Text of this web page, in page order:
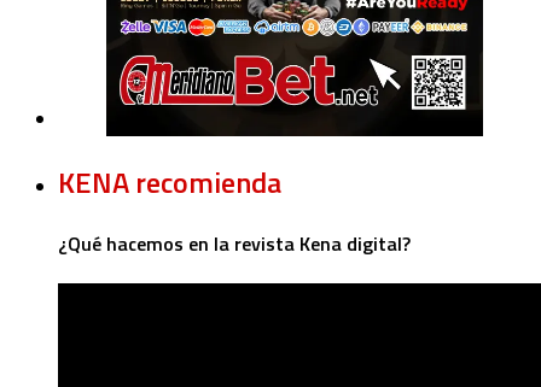
KENA recomienda
¿Qué hacemos en la revista Kena digital?